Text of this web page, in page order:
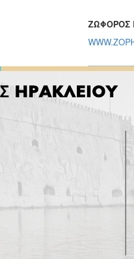
ΖΩΦΟΡΟΣ